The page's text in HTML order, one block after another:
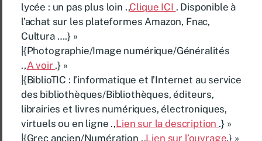
lycée : un pas plus loin .,Clique ICI . Disponible à
l’achat sur les plateformes Amazon, Fnac,
Cultura ….} »
|{Photographie/Image numérique/Généralités
.,A voir .} »
|{BiblioTIC : l’informatique et l’Internet au service
des bibliothèques/Bibliothèques, éditeurs,
librairies et livres numériques, électroniques,
virtuels ou en ligne .,Lien sur la description .} »
|{Grec ancien/Numération .,Lien sur l’ouvrage.} »